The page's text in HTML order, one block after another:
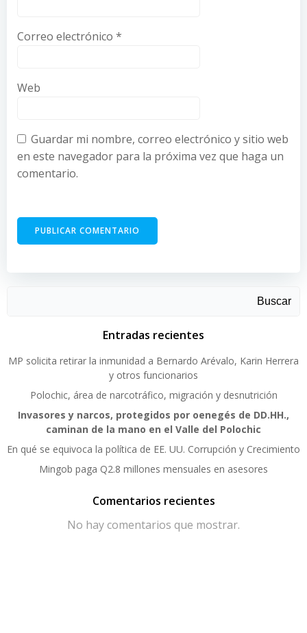
Correo electrónico *
Web
Guardar mi nombre, correo electrónico y sitio web
en este navegador para la próxima vez que haga un
comentario.
Buscar
Entradas recientes
MP solicita retirar la inmunidad a Bernardo Arévalo, Karin Herrera
y otros funcionarios
Polochic, área de narcotráfico, migración y desnutrición
Invasores y narcos, protegidos por oenegés de DD.HH.,
caminan de la mano en el Valle del Polochic
En qué se equivoca la política de EE. UU. Corrupción y Crecimiento
Mingob paga Q2.8 millones mensuales en asesores
Comentarios recientes
No hay comentarios que mostrar.